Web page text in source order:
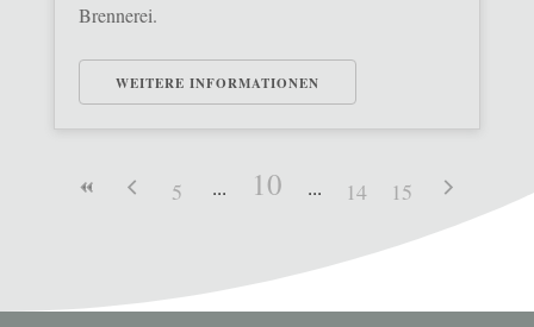
Brennerei.
WEITERE INFORMATIONEN
5 10 14 15